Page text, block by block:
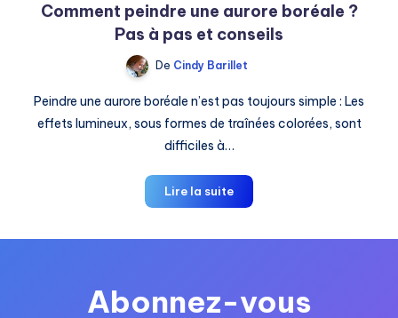
Comment peindre une aurore boréale ?
Pas à pas et conseils
De Cindy Barillet
Peindre une aurore boréale n’est pas toujours simple : Les
effets lumineux, sous formes de traînées colorées, sont
difficiles à…
Lire la suiteComment
peindre
Pas
Abonnez-vous